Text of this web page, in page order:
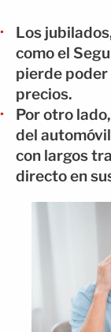
Los
como el
pierde
precios.
Por otro
del
con largos
directo en